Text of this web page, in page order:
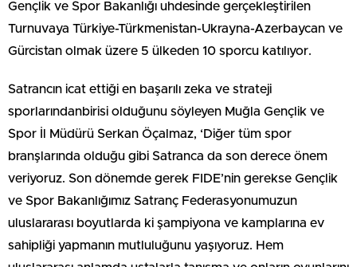
Gençlik ve Spor Bakanlığı uhdesinde gerçekleştirilen
Turnuvaya Türkiye-Türkmenistan-Ukrayna-Azerbaycan ve
Gürcistan olmak üzere 5 ülkeden 10 sporcu katılıyor.
Satrancın icat ettiği en başarılı zeka ve strateji
sporlarındanbirisi olduğunu söyleyen Muğla Gençlik ve
Spor İl Müdürü Serkan Öçalmaz, ‘Diğer tüm spor
branşlarında olduğu gibi Satranca da son derece önem
veriyoruz. Son dönemde gerek FIDE’nin gerekse Gençlik
ve Spor Bakanlığımız Satranç Federasyonumuzun
uluslararası boyutlarda ki şampiyona ve kamplarına ev
sahipliği yapmanın mutluluğunu yaşıyoruz. Hem